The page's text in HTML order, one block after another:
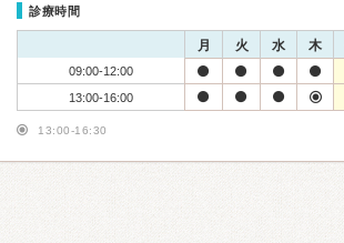
診療時間
月 火 水 木
09:00-12:00
13:00-16:00
13:00-16:30